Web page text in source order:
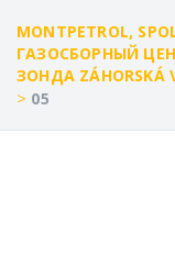
MONTPETROL,
ГАЗОСБОРНЫЙ
ЗОНДА ZÁHORSKÁ
> 05